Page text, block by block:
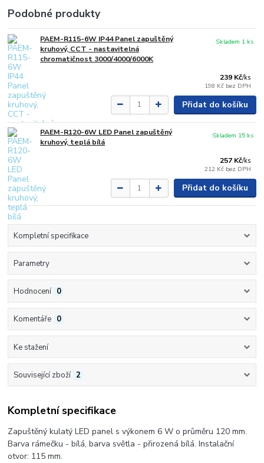
Podobné produkty
PAEM-R115-6W IP44 Panel zapuštěný
kruhový, CCT - nastavitelná
chromatičnost 3000/4000/6000K
239 Kč/ks
198 Kč bez DPH
Skladem 1 ks
Přidat do košíku
PAEM-R120-6W LED Panel zapuštěný
kruhový, teplá bílá
257 Kč/ks
212 Kč bez DPH
Skladem 15 ks
Přidat do košíku
Kompletní specifikace
Parametry
Hodnocení 0
Komentáře 0
Ke stažení
Související zboží 2
Kompletní specifikace
Zapuštěný kulatý LED panel s výkonem 6 W o průměru 120 mm.
Barva rámečku - bílá, barva světla - přirozená bílá. Instalační
otvor: 115 mm.